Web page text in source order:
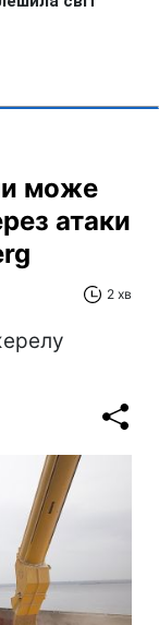
може
атаки
2 хв